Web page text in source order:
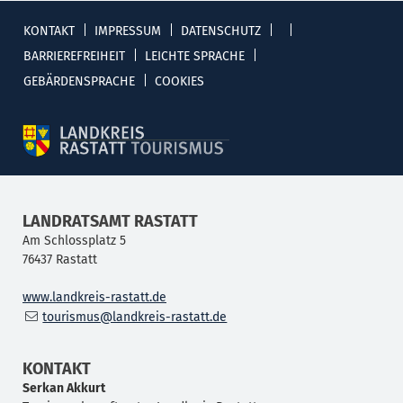
KONTAKT IMPRESSUM
DATENSCHUTZ
BARRIEREFREIHEIT
LEICHTE SPRACHE
GEBÄRDENSPRACHE
COOKIES
LANDRATSAMT RASTATT
Am Schlossplatz 5
76437 Rastatt
www.landkreis-rastatt.de
tourismus@landkreis-rastatt.de
KONTAKT
SerkanAkkurt